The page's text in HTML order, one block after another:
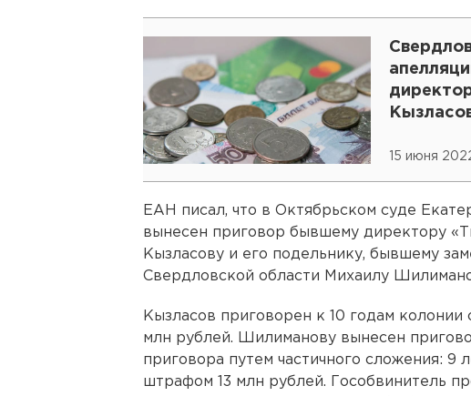
15 июня
ЕАН писал, что в Октябрьском суде
вынесен приговор бывшему директору
Кызласову и его подельнику, бывшему
Свердловской области Михаилу
Кызласов приговорен к 10 годам
млн рублей. Шилиманову вынесен
приговора путем частичного сложения: 9
штрафом 13 млн рублей. Гособвинитель